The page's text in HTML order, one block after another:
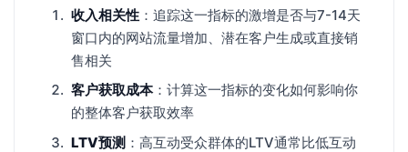
收入相关性 ：追踪这一指标的激增是否与7-14天
窗口内的网站流量增加、潜在客户生成或直接销
售相关
客户获取成本：计算这一指标的变化如何影响你
的整体客户获取效率
LTV预测 ：高互动受众群体的LTV通常比低互动